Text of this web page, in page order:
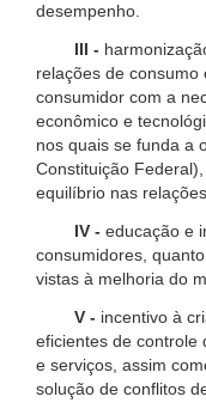
desempenho.
III -
relações de
consumidor com a
econômico e
nos quais se funda a
Constituição
equilíbrio nas
IV - educação e
consumidores,
vistas à melhoria do
V - incentivo à
eficientes de controle
e serviços, assim
solução de conflitos